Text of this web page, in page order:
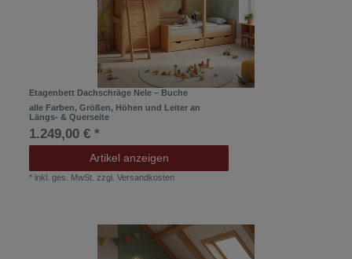
Etagenbett Dachschräge Nele – Buche
alle Farben, Größen, Höhen und Leiter an
Längs- & Querseite
1.249,00 € *
Artikel anzeigen
* inkl. ges. MwSt. zzgl.Versandkosten